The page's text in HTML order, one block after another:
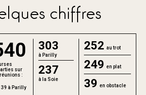
chiffres
sur
:
39 à Parilly
303
à Parilly
237
à la Soie
252 au trot
249 en plat
39 en obstacle